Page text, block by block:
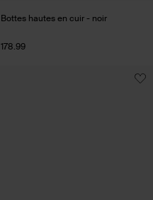
Bottes hautes en cuir - noir
178.99